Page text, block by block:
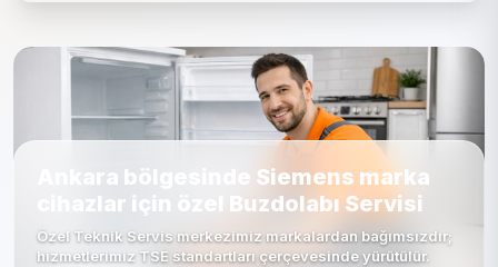
Ankara bölgesinde Siemens marka
cihazlar için özel Buzdolabı Servisi
Özel Teknik Servis merkezimiz markalardan bağımsızdır;
hizmetlerimiz TSE standartları çerçevesinde yürütülür.